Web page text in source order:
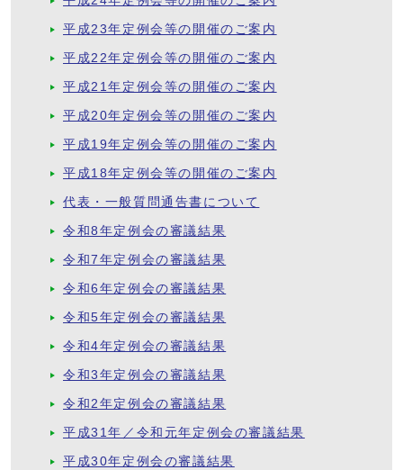
平成23年定例会等の開催のご案内
平成22年定例会等の開催のご案内
平成21年定例会等の開催のご案内
平成20年定例会等の開催のご案内
平成19年定例会等の開催のご案内
平成18年定例会等の開催のご案内
代表・一般質問通告書について
令和8年定例会の審議結果
令和7年定例会の審議結果
令和6年定例会の審議結果
令和5年定例会の審議結果
令和4年定例会の審議結果
令和3年定例会の審議結果
令和2年定例会の審議結果
平成31年／令和元年定例会の審議結果
平成30年定例会の審議結果